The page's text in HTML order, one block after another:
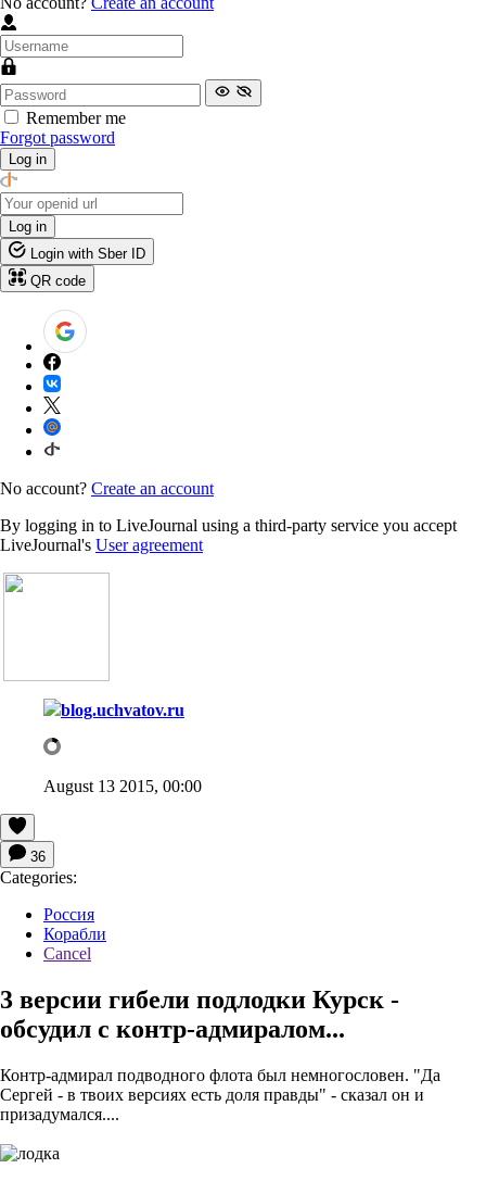
Remember me
Forgot password
Log in
Log in
Login with Sber ID
QR code
No account? Create an account
By logging in to LiveJournal using a third-party service you accept
LiveJournal's User agreement
blog.uchvatov.ru
August 13 2015, 00:00
36
Categories:
Россия
Корабли
Cancel
3 версии гибели подлодки Курск -
обсудил с контр-адмиралом...
Контр-адмирал подводного флота был немногословен. "Да
Сергей - в твоих версиях есть доля правды" - сказал он и
призадумался....